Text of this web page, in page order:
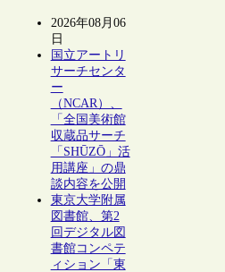
2026年08月06
日
国立アートリ
サーチセンタ
ー
（NCAR）、
「全国美術館
収蔵品サーチ
「SHŪZŌ」活
用講座」の鼎
談内容を公開
東京大学附属
図書館、第2
回デジタル図
書館コンペテ
ィション「東